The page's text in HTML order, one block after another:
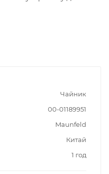
Чайник
00-01189951
Maunfeld
Китай
1 год